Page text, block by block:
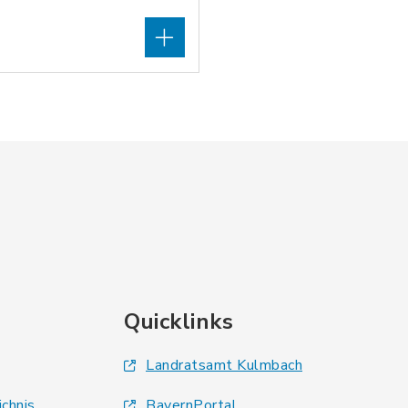
Quicklinks
Landratsamt Kulmbach